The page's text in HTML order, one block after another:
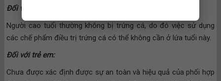
Đối với người cao tuổi:
Người cao tuổi thường không bị trứng cá, do đó việc sử dụng
các chế phẩm điều trị trứng cá có thể không cần ở lứa tuổi này.
Đối với trẻ em:
Chưa được xác định được sự an toàn và hiệu quả của phối hợp